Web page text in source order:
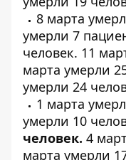
8 марта
умерли 7
человек. 11
марта умерли
умерли 24
1 марта
умерли 10
человек. 4
марта умерли